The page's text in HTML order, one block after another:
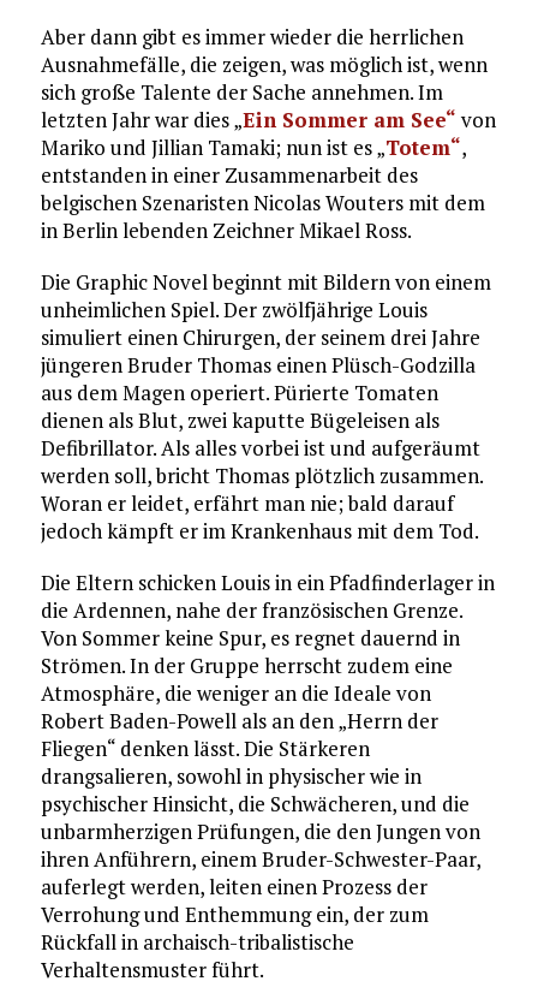
Aber dann gibt es immer wieder die herrlichen
Ausnahmefälle, die zeigen, was möglich ist, wenn
sich große Talente der Sache annehmen. Im
letzten Jahr war dies „Ein Sommer am See“ von
Mariko und Jillian Tamaki; nun ist es „Totem“,
entstanden in einer Zusammenarbeit des
belgischen Szenaristen Nicolas Wouters mit dem
in Berlin lebenden Zeichner Mikael Ross.
Die Graphic Novel beginnt mit Bildern von einem
unheimlichen Spiel. Der zwölfjährige Louis
simuliert einen Chirurgen, der seinem drei Jahre
jüngeren Bruder Thomas einen Plüsch-Godzilla
aus dem Magen operiert. Pürierte Tomaten
dienen als Blut, zwei kaputte Bügeleisen als
Defibrillator. Als alles vorbei ist und aufgeräumt
werden soll, bricht Thomas plötzlich zusammen.
Woran er leidet, erfährt man nie; bald darauf
jedoch kämpft er im Krankenhaus mit dem Tod.
Die Eltern schicken Louis in ein Pfadfinderlager in
die Ardennen, nahe der französischen Grenze.
Von Sommer keine Spur, es regnet dauernd in
Strömen. In der Gruppe herrscht zudem eine
Atmosphäre, die weniger an die Ideale von
Robert Baden-Powell als an den „Herrn der
Fliegen“ denken lässt. Die Stärkeren
drangsalieren, sowohl in physischer wie in
psychischer Hinsicht, die Schwächeren, und die
unbarmherzigen Prüfungen, die den Jungen von
ihren Anführern, einem Bruder-Schwester-Paar,
auferlegt werden, leiten einen Prozess der
Verrohung und Enthemmung ein, der zum
Rückfall in archaisch-tribalistische
Verhaltensmuster führt.